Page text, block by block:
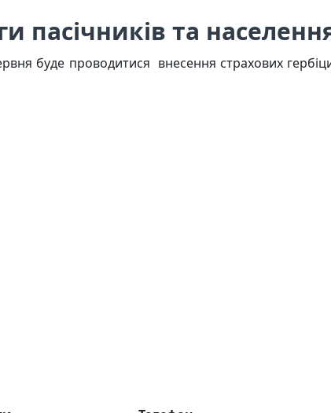
пасічників та
буде проводитися внесення страхових